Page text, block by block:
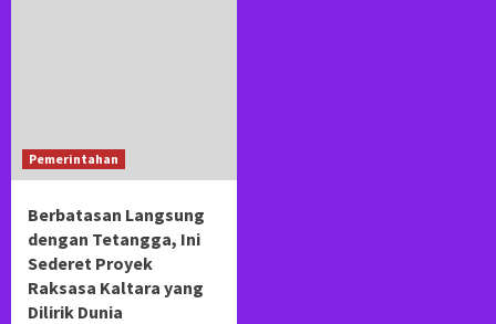
Pemerintahan
Berbatasan Langsung
dengan Tetangga, Ini
Sederet Proyek
Raksasa Kaltara yang
Dilirik Dunia